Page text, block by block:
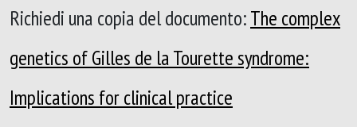
Richiedi una copia del documento:The complex
genetics of Gilles de la Tourette syndrome:
Implications for clinical practice